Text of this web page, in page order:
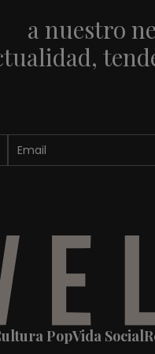
a nuestro
PopVida Social